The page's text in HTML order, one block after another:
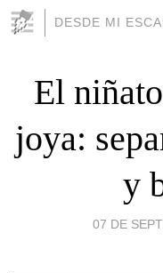
DESDE MI
El
joya:
y
07 DE